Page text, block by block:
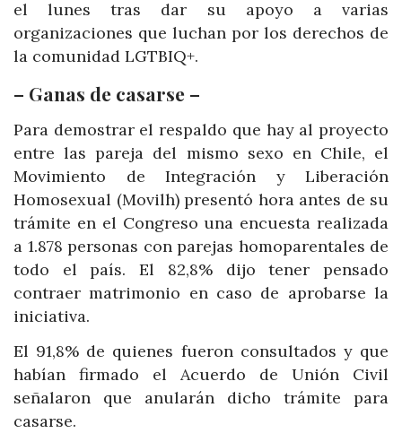
el lunes tras dar su apoyo a varias
organizaciones que luchan por los derechos de
la comunidad LGTBIQ+.
– Ganas de casarse –
Para demostrar el respaldo que hay al proyecto
entre las pareja del mismo sexo en Chile, el
Movimiento de Integración y Liberación
Homosexual (Movilh) presentó hora antes de su
trámite en el Congreso una encuesta realizada
a 1.878 personas con parejas homoparentales de
todo el país. El 82,8% dijo tener pensado
contraer matrimonio en caso de aprobarse la
iniciativa.
El 91,8% de quienes fueron consultados y que
habían firmado el Acuerdo de Unión Civil
señalaron que anularán dicho trámite para
casarse.